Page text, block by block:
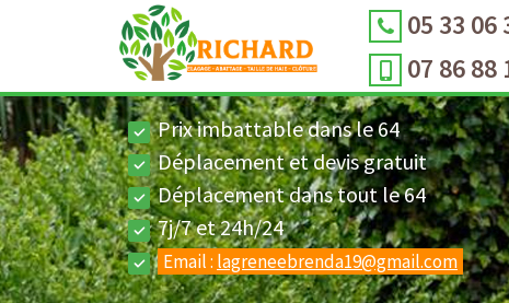
05 33 06
07 86 88
Prix imbattable dans le 64
Déplacement et devis gratuit
Déplacement dans tout le 64
7j/7 et 24h/24
Email : lagreneebrenda19@gmail.com